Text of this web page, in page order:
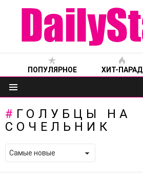
ПОПУЛЯРНОЕ ХИТ-ПАРАД
Меню
ГОЛУБЦЫ НА
СОЧЕЛЬНИК